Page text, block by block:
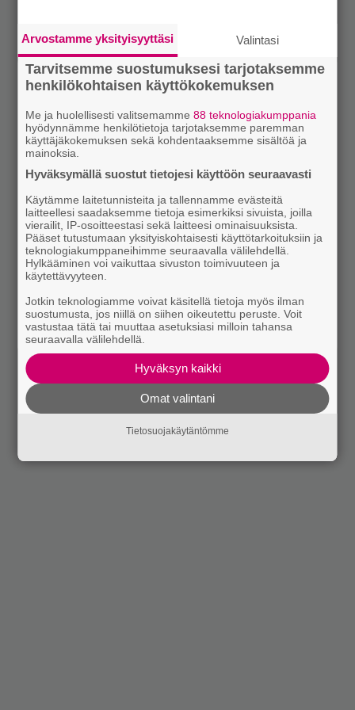
Arvostamme yksityisyyttäsi Valintasi
Tarvitsemme suostumuksesi tarjotaksemme
henkilökohtaisen käyttökokemuksen
Me ja huolellisesti valitsemamme88 teknologiakumppania
hyödynnämme henkilötietoja tarjotaksemme paremman
käyttäjäkokemuksen sekä kohdentaaksemme sisältöä ja
mainoksia.
Hyväksymällä suostut tietojesi käyttöön seuraavasti
Käytämme laitetunnisteita ja tallennamme evästeitä
laitteellesi saadaksemme tietoja esimerkiksi sivuista, joilla
vierailit, IP-osoitteestasi sekä laitteesi ominaisuuksista.
Pääset tutustumaan yksityiskohtaisesti käyttötarkoituksiin ja
teknologiakumppaneihimme seuraavalla välilehdellä.
Hylkääminen voi vaikuttaa sivuston toimivuuteen ja
käytettävyyteen.
Jotkin teknologiamme voivat käsitellä tietoja myös ilman
suostumusta, jos niillä on siihen oikeutettu peruste. Voit
vastustaa tätä tai muuttaa asetuksiasi milloin tahansa
seuraavalla välilehdellä.
Hyväksyn kaikki
Omat valintani
Tietosuojakäytäntömme